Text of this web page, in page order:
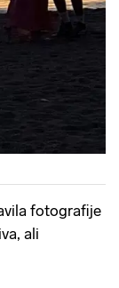
fotografije
ali